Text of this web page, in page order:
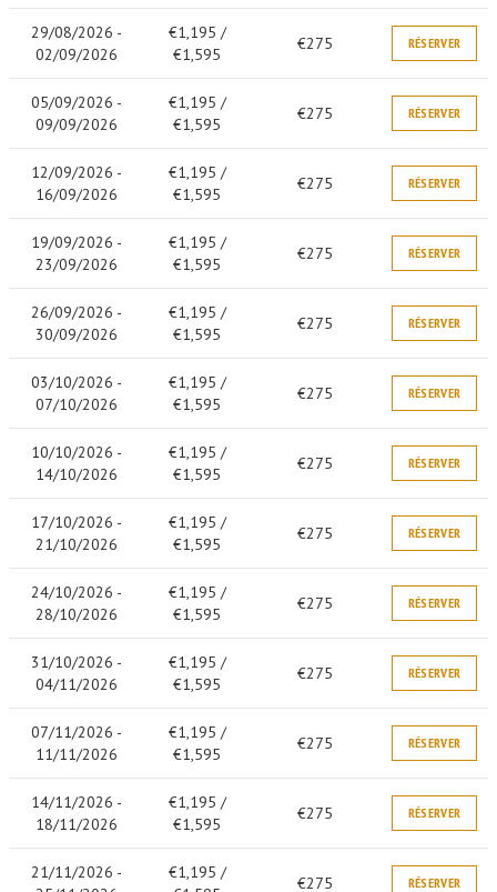
29/08/2026 -
02/09/2026
€1,195 /
€1,595
€275 RÉSERVER
05/09/2026 -
09/09/2026
€1,195 /
€1,595
€275 RÉSERVER
12/09/2026 -
16/09/2026
€1,195 /
€1,595
€275 RÉSERVER
19/09/2026 -
23/09/2026
€1,195 /
€1,595
€275 RÉSERVER
26/09/2026 -
30/09/2026
€1,195 /
€1,595
€275 RÉSERVER
03/10/2026 -
07/10/2026
€1,195 /
€1,595
€275 RÉSERVER
10/10/2026 -
14/10/2026
€1,195 /
€1,595
€275 RÉSERVER
17/10/2026 -
21/10/2026
€1,195 /
€1,595
€275 RÉSERVER
24/10/2026 -
28/10/2026
€1,195 /
€1,595
€275 RÉSERVER
31/10/2026 -
04/11/2026
€1,195 /
€1,595
€275 RÉSERVER
07/11/2026 -
11/11/2026
€1,195 /
€1,595
€275 RÉSERVER
14/11/2026 -
18/11/2026
€1,195 /
€1,595
€275 RÉSERVER
21/11/2026 -
€1,195 /
€275 RÉSERVER